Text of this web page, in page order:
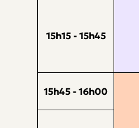
15h15 - 15h45
15h45 - 16h00